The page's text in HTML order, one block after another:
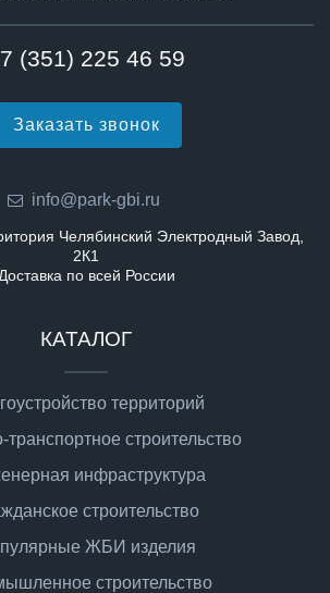
(351) 225 46 59
Заказать звонок
info@park-gbi.ru
Челябинский Электродный Завод,
2К1
Доставка по всей России
КАТАЛОГ
территорий
строительство
инфраструктура
строительство
ЖБИ изделия
строительство